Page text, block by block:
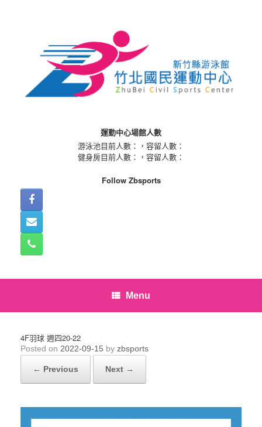
運動中心場館人數
游泳池目前人數：
，容留人數：
健身房目前人數：
，容留人數：
Follow Zbsports
Menu
4F羽球 週四20-22
Posted on 2022-09-15 by zbsports
← Previous Next →